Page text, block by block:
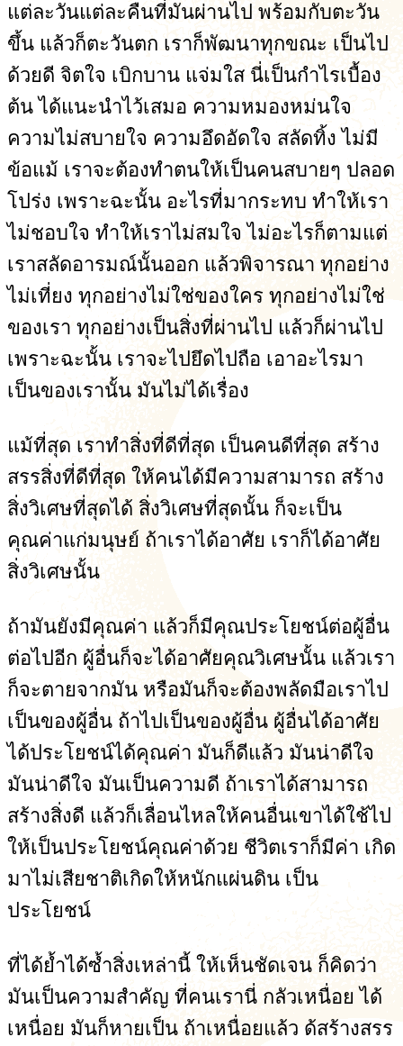
แต่ละวันแต่ละคืนที่มันผ่านไป พร้อมกับตะวัน
ขึ้น แล้วก็ตะวันตก เราก็พัฒนาทุกขณะ เป็นไป
ด้วยดี จิตใจ เบิกบาน แจ่มใส นี่เป็นกำไรเบื้อง
ต้น ได้แนะนำไว้เสมอ ความหมองหม่นใจ
ความไม่สบายใจ ความอึดอัดใจ สลัดทิ้ง ไม่มี
ข้อแม้ เราจะต้องทำตนให้เป็นคนสบายๆ ปลอด
โปร่ง เพราะฉะนั้น อะไรที่มากระทบ ทำให้เรา
ไม่ชอบใจ ทำให้เราไม่สมใจ ไม่อะไรก็ตามแต่
เราสลัดอารมณ์นั้นออก แล้วพิจารณา ทุกอย่าง
ไม่เที่ยง ทุกอย่างไม่ใช่ของใคร ทุกอย่างไม่ใช่
ของเรา ทุกอย่างเป็นสิ่งที่ผ่านไป แล้วก็ผ่านไป
เพราะฉะนั้น เราจะไปยึดไปถือ เอาอะไรมา
เป็นของเรานั้น มันไม่ได้เรื่อง
แม้ที่สุด เราทำสิ่งที่ดีที่สุด เป็นคนดีที่สุด สร้าง
สรรสิ่งที่ดีที่สุด ให้คนได้มีความสามารถ สร้าง
สิ่งวิเศษที่สุดได้ สิ่งวิเศษที่สุดนั้น ก็จะเป็น
คุณค่าแก่มนุษย์ ถ้าเราได้อาศัย เราก็ได้อาศัย
สิ่งวิเศษนั้น
ถ้ามันยังมีคุณค่า แล้วก็มีคุณประโยชน์ต่อผู้อื่น
ต่อไปอีก ผู้อื่นก็จะได้อาศัยคุณวิเศษนั้น แล้วเรา
ก็จะตายจากมัน หรือมันก็จะต้องพลัดมือเราไป
เป็นของผู้อื่น ถ้าไปเป็นของผู้อื่น ผู้อื่นได้อาศัย
ได้ประโยชน์ได้คุณค่า มันก็ดีแล้ว มันน่าดีใจ
มันน่าดีใจ มันเป็นความดี ถ้าเราได้สามารถ
สร้างสิ่งดี แล้วก็เลื่อนไหลให้คนอื่นเขาได้ใช้ไป
ให้เป็นประโยชน์คุณค่าด้วย ชีวิตเราก็มีค่า เกิด
มาไม่เสียชาติเกิดให้หนักแผ่นดิน เป็น
ประโยชน์
ที่ได้ย้ำได้ซ้ำสิ่งเหล่านี้ ให้เห็นชัดเจน ก็คิดว่า
มันเป็นความสำคัญ ที่คนเรานี่ กลัวเหนื่อย ได้
เหนื่อย มันก็หายเป็น ถ้าเหนื่อยแล้ว ด้สร้างสรร